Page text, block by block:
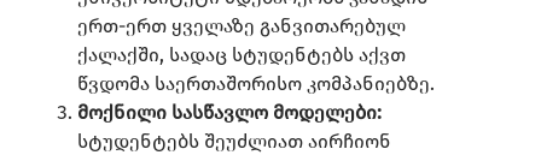
ერთ-ერთ ყველაზე განვითარებულ
ქალაქში, სადაც სტუდენტებს აქვთ
წვდომა საერთაშორისო კომპანიებზე.
მოქნილი სასწავლო მოდელები:
სტუდენტებს შეუძლიათ აირჩიონ